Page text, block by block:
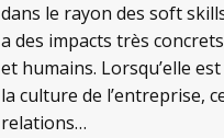
dans le rayon des soft
a des impacts très
et humains. Lorsqu’elle
la culture de l’entreprise,
relations…